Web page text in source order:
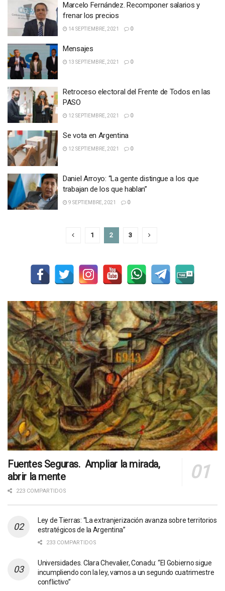
Marcelo Fernández. Recomponer salarios y
frenar los precios
14 SEPTIEMBRE, 2021 0
Mensajes
13 SEPTIEMBRE, 2021 0
Retroceso electoral del Frente de Todos en las
PASO
12 SEPTIEMBRE, 2021 0
Se vota en Argentina
12 SEPTIEMBRE, 2021 0
Daniel Arroyo: “La gente distingue a los que
trabajan de los que hablan”
9 SEPTIEMBRE, 2021 0
1 2 3
Fuentes Seguras. Ampliar la mirada,
abrir la mente
223 COMPARTIDOS
Ley de Tierras: “La extranjerización avanza sobre territorios
estratégicos de la Argentina”
233 COMPARTIDOS
Universidades. Clara Chevalier, Conadu: “El Gobierno sigue
incumpliendo con la ley, vamos a un segundo cuatrimestre
conflictivo”